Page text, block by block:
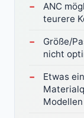
ANC
teurere
Größe/
nicht
Etwas
Modellen